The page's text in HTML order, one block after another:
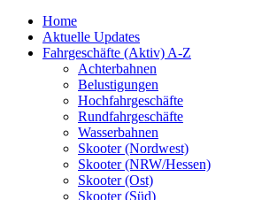
Home
Aktuelle Updates
Fahrgeschäfte (Aktiv) A-Z
Achterbahnen
Belustigungen
Hochfahrgeschäfte
Rundfahrgeschäfte
Wasserbahnen
Skooter (Nordwest)
Skooter (NRW/Hessen)
Skooter (Ost)
Skooter (Süd)